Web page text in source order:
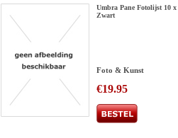
Umbra Pane Fotolijst 10 x
Zwart
Foto & Kunst
€19.95